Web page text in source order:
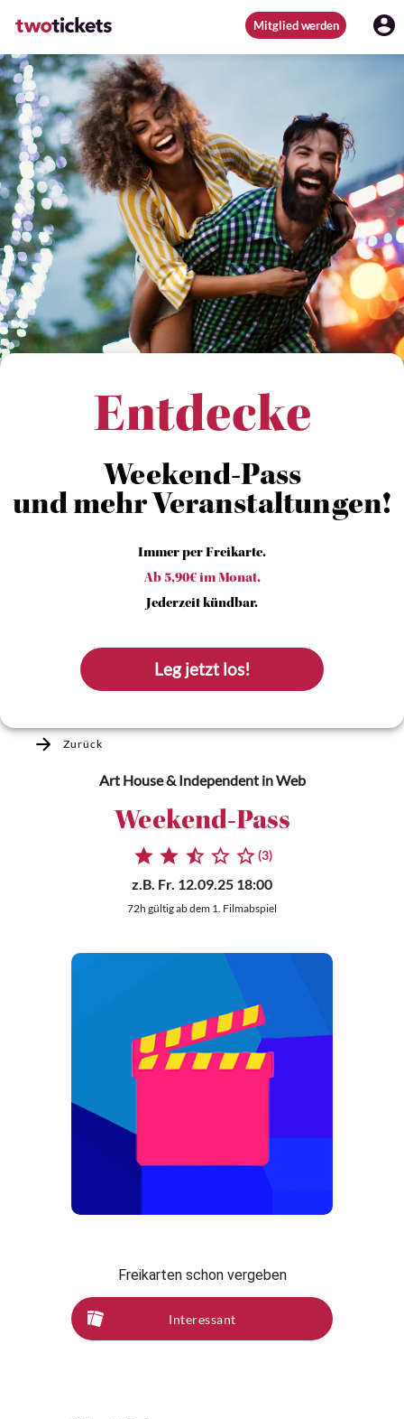
Mitglied werden
Entdecke
Weekend-Pass
und mehr Veranstaltungen!
Immer per Freikarte.
Ab 5,90€ im Monat.
Jederzeit kündbar.
Leg jetzt los!
Zurück
Art House & Independentin Web
Weekend-Pass
(3)
z.B. Fr. 12.09.25 18:00
72h gültig ab dem 1. Filmabspiel
Freikarten schon vergeben
Interessant